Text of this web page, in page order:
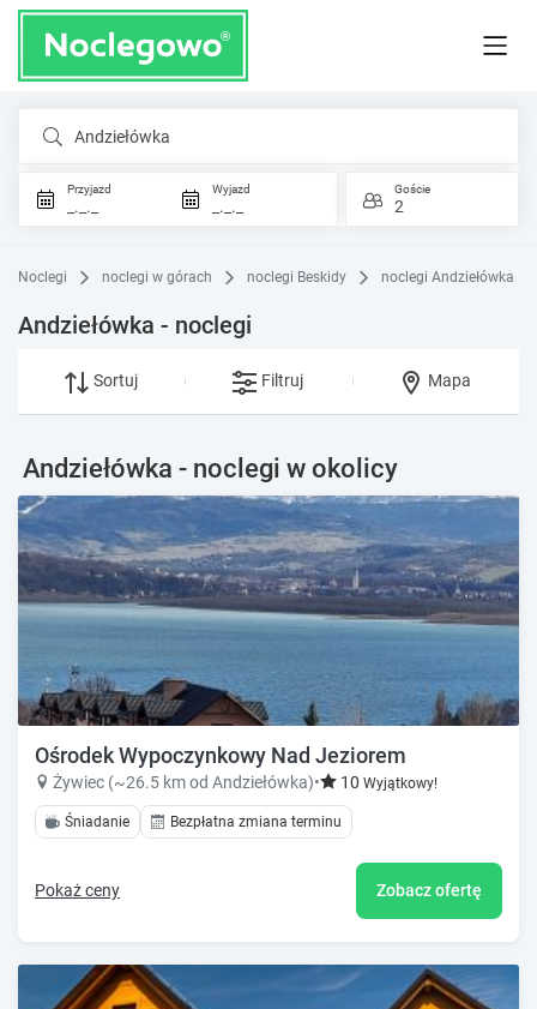
Andziełówka
Przyjazd
_._._
Wyjazd
_._._
Goście
2
Noclegi noclegi w górach noclegi Beskidy noclegi Andziełówka
Andziełówka - noclegi
Sortuj Filtruj Mapa
Andziełówka - noclegi w okolicy
Ośrodek Wypoczynkowy Nad Jeziorem
Żywiec (~26.5 km od Andziełówka)• 10 Wyjątkowy!
Śniadanie Bezpłatna zmiana terminu
Pokaż ceny Zobacz ofertę